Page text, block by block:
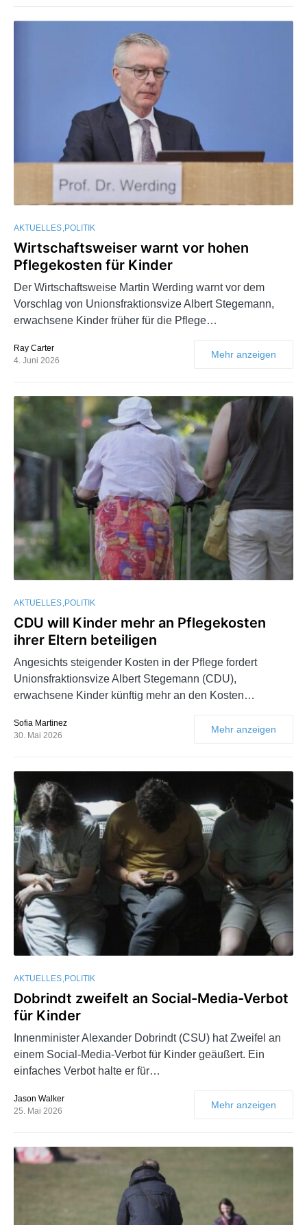
AKTUELLES POLITIK
Wirtschaftsweiser warnt vor hohen
Pflegekosten für Kinder
Der Wirtschaftsweise Martin Werding warnt vor dem
Vorschlag von Unionsfraktionsvize Albert Stegemann,
erwachsene Kinder früher für die Pflege…
Ray Carter
4. Juni 2026
Mehr anzeigen
AKTUELLES POLITIK
CDU will Kinder mehr an Pflegekosten
ihrer Eltern beteiligen
Angesichts steigender Kosten in der Pflege fordert
Unionsfraktionsvize Albert Stegemann (CDU),
erwachsene Kinder künftig mehr an den Kosten…
Sofia Martinez
30. Mai 2026
Mehr anzeigen
AKTUELLES POLITIK
Dobrindt zweifelt an Social-Media-Verbot
für Kinder
Innenminister Alexander Dobrindt (CSU) hat Zweifel an
einem Social-Media-Verbot für Kinder geäußert. Ein
einfaches Verbot halte er für…
Jason Walker
25. Mai 2026
Mehr anzeigen